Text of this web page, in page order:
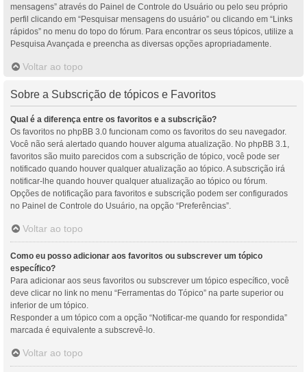
mensagens” através do Painel de Controle do Usuário ou pelo seu próprio
perfil clicando em “Pesquisar mensagens do usuário” ou clicando em “Links
rápidos” no menu do topo do fórum. Para encontrar os seus tópicos, utilize a
Pesquisa Avançada e preencha as diversas opções apropriadamente.
Voltar ao topo
Sobre a Subscrição de tópicos e Favoritos
Qual é a diferença entre os favoritos e a subscrição?
Os favoritos no phpBB 3.0 funcionam como os favoritos do seu navegador.
Você não será alertado quando houver alguma atualização. No phpBB 3.1,
favoritos são muito parecidos com a subscrição de tópico, você pode ser
notificado quando houver qualquer atualização ao tópico. A subscrição irá
notificar-lhe quando houver qualquer atualização ao tópico ou fórum.
Opções de notificação para favoritos e subscrição podem ser configurados
no Painel de Controle do Usuário, na opção “Preferências”.
Voltar ao topo
Como eu posso adicionar aos favoritos ou subscrever um tópico
específico?
Para adicionar aos seus favoritos ou subscrever um tópico específico, você
deve clicar no link no menu “Ferramentas do Tópico” na parte superior ou
inferior de um tópico.
Responder a um tópico com a opção “Notificar-me quando for respondida”
marcada é equivalente a subscrevê-lo.
Voltar ao topo